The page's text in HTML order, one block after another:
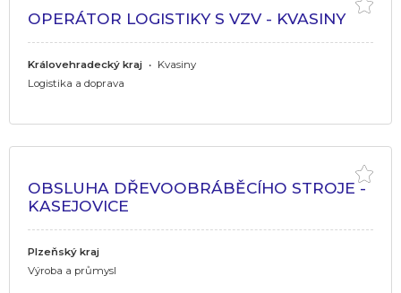
OPERÁTOR LOGISTIKY S VZV - KVASINY
Královehradecký kraj • Kvasiny
Logistika a doprava
OBSLUHA DŘEVOOBRÁBĚCÍHO STROJE -
KASEJOVICE
Plzeňský kraj
Výroba a průmysl